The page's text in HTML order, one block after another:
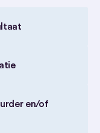
en/of